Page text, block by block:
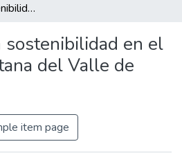
Por un aire con sostenibilidad en el área metropolitana del Valle de Aburrá
sostenibilidad en el
del Valle de
item page